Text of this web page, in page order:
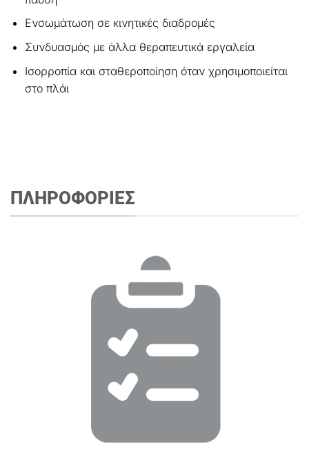
Ενσωμάτωση σε κινητικές διαδρομές
Συνδυασμός με άλλα θεραπευτικά εργαλεία
Ισορροπία και σταθεροποίηση όταν χρησιμοποιείται
στο πλάι
ΠΛΗΡΟΦΟΡΙΕΣ